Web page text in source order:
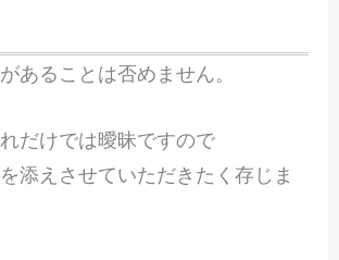
あることは否めません。
だけでは曖昧ですので
添えさせていただきたく存じま